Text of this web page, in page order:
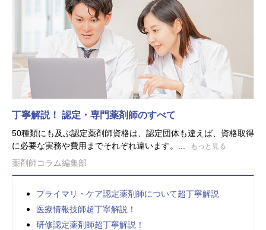
丁寧解説！ 認定・専門薬剤師のすべて
50種類にも及ぶ認定薬剤師資格は、認定団体も違えば、資格取得
に必要な実務や費用までそれぞれ違います。...
もっと見る
薬剤師コラム編集部
プライマリ・ケア認定薬剤師について超丁寧解説
医療情報技師超丁寧解説！
研修認定薬剤師超丁寧解説！